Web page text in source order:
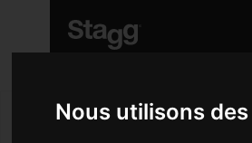
Nous utilisons